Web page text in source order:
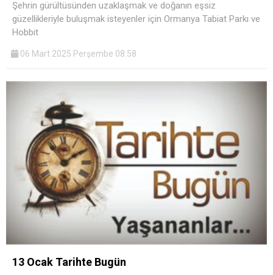
Şehrin gürültüsünden uzaklaşmak ve doğanın eşsiz
güzellikleriyle buluşmak isteyenler için Ormanya Tabiat Parkı ve
Hobbit
06 Mart 2025 Perşembe 08:58
13 Ocak Tarihte Bugün